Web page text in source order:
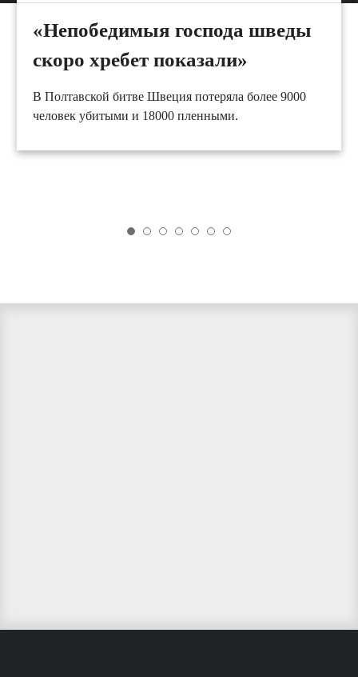
«Непобедимыя господа шведы
скоро хребет показали»
В Полтавской битве Швеция потеряла более 9000
человек убитыми и 18000 пленными.